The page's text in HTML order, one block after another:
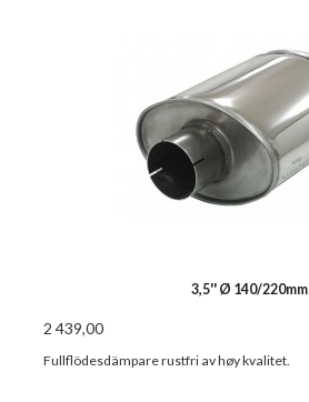
3,5'' Ø 140/220mm
2 439,00
Fullflödesdämpare rustfri av høy kvalitet.